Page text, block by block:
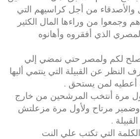
والأصدقاء من أجل كراسيهم التي
وجمعوا من وراءها المال الكثير
الذي أفقروه وأهانوه
لكم ولمصر حتي نمضي إلي
النظر عن القبيلة التي ينتمي أليها
أعطيه لمن يستحق .
سنة ولأول مرة أنتخب المرشحين من خارج
مرتاح ولأول مرة مزعلتش
.
الكلمة التي تكتب علي النت